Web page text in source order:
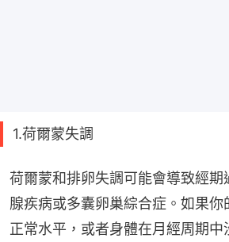
1.荷爾蒙失調
荷爾蒙和排卵失調可能會導致經期
腺疾病或多囊卵巢綜合症。如果你
正常水平，或者身體在月經周期中